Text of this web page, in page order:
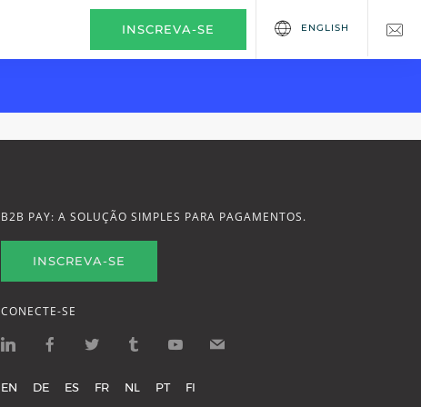
INSCREVA-SE ENGLISH
B2B PAY: A SOLUÇÃO SIMPLES PARA PAGAMENTOS.
INSCREVA-SE
CONECTE-SE
EN DE ES FR NL PT FI